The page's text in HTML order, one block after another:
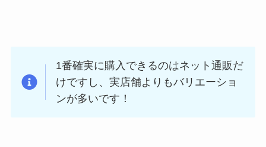
1番確実に購入できるのはネット通販だ
けですし、実店舗よりもバリエーショ
ンが多いです！